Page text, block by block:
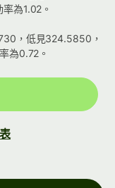
為1.02。
，低見324.5850，
為0.72。